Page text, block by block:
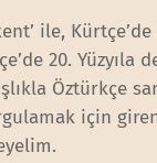
ile,
20. Yüzyıla
Öztürkçe
için giren